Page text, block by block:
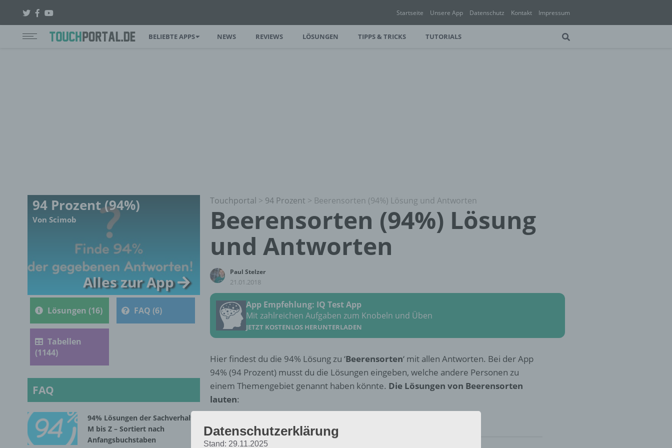
Startseite Unsere App Datenschutz Kontakt Impressum
BELIEBTE APPS NEWS REVIEWS LÖSUNGEN TIPPS & TRICKS TUTORIALS
Touchportal > 94 Prozent > Beerensorten (94%) Lösung und Antworten
Beerensorten (94%) Lösung
und Antworten
Paul Stelzer
21.01.2018
App Empfehlung: IQ Test App
Mit zahlreichen Aufgaben zum Knobeln und Üben
JETZT KOSTENLOS HERUNTERLADEN
Hier findest du die 94% Lösung zu ‘Beerensorten‘ mit allen Antworten. Bei der App
94% (94 Prozent) musst du die Lösungen eingeben, welche andere Personen zu
einem Themengebiet genannt haben könnte. Die Lösungen von Beerensorten
lauten:
Brombeere
94 Prozent (94%)
Von Scimob
Alles zur App
Lösungen (16) FAQ (6)
Tabellen
(1144)
FAQ
94% Lösungen der Sachverhalte
M bis Z – Sortiert nach
Anfangsbuchstaben
Datenschutzerklärung
Stand: 29.11.2025